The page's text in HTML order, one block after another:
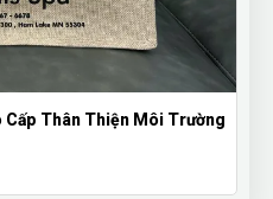
Thân Thiện Môi Trường